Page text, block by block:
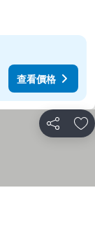
查看價格
分享 放